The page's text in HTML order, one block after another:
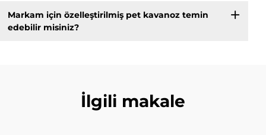
Markam için özelleştirilmiş pet kavanoz temin
edebilir misiniz?
İlgili makale